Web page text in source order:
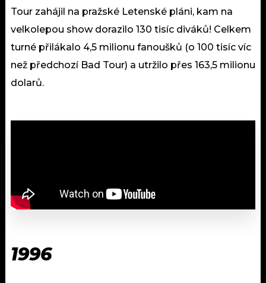
Tour zahájil na pražské Letenské pláni, kam na
velkolepou show dorazilo 130 tisíc diváků! Celkem
turné přilákalo 4,5 milionu fanoušků (o 100 tisíc víc
než předchozí Bad Tour) a utržilo přes 163,5 milionu
dolarů.
1996